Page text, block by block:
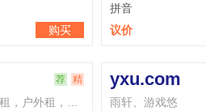
议价
pjf.com
普金发破解法泡酒方